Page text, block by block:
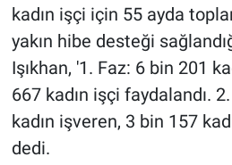
kadın işçi için 55 ayda
yakın hibe desteği
Işıkhan, '1. Faz: 6 bin 201
667 kadın işçi faydalandı.
kadın işveren, 3 bin 157
dedi.